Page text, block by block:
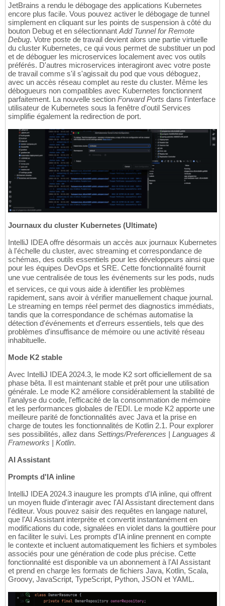
JetBrains a rendu le débogage des applications Kubernetes
encore plus facile. Vous pouvez activer le débogage de tunnel
simplement en cliquant sur les points de suspension à côté du
bouton Debug et en sélectionnant Add Tunnel for Remote
Debug. Votre poste de travail devient alors une partie virtuelle
du cluster Kubernetes, ce qui vous permet de substituer un pod
et de déboguer les microservices localement avec vos outils
préférés. D'autres microservices interagiront avec votre poste
de travail comme s'il s'agissait du pod que vous déboguez,
avec un accès réseau complet au reste du cluster. Même les
débogueurs non compatibles avec Kubernetes fonctionnent
parfaitement. La nouvelle section Forward Ports dans l'interface
utilisateur de Kubernetes sous la fenêtre d'outil Services
simplifie également la redirection de port.
Journaux du cluster Kubernetes (Ultimate)
IntelliJ IDEA offre désormais un accès aux journaux Kubernetes
à l'échelle du cluster, avec streaming et correspondance de
schémas, des outils essentiels pour les développeurs ainsi que
pour les équipes DevOps et SRE. Cette fonctionnalité fournit
une vue centralisée de tous les événements sur les pods, nuds
et services, ce qui vous aide à identifier les problèmes
rapidement, sans avoir à vérifier manuellement chaque journal.
Le streaming en temps réel permet des diagnostics immédiats,
tandis que la correspondance de schémas automatise la
détection d'événements et d'erreurs essentiels, tels que des
problèmes d'insuffisance de mémoire ou une activité réseau
inhabituelle.
Mode K2 stable
Avec IntelliJ IDEA 2024.3, le mode K2 sort officiellement de sa
phase bêta. Il est maintenant stable et prêt pour une utilisation
générale. Le mode K2 améliore considérablement la stabilité de
l'analyse du code, l'efficacité de la consommation de mémoire
et les performances globales de l'EDI. Le mode K2 apporte une
meilleure parité de fonctionnalités avec Java et la prise en
charge de toutes les fonctionnalités de Kotlin 2.1. Pour explorer
ses possibilités, allez dans Settings/Preferences | Languages &
Frameworks | Kotlin.
AI Assistant
Prompts d'IA inline
IntelliJ IDEA 2024.3 inaugure les prompts d'IA inline, qui offrent
un moyen fluide d'interagir avec l'AI Assistant directement dans
l'éditeur. Vous pouvez saisir des requêtes en langage naturel,
que l'AI Assistant interprète et convertit instantanément en
modifications du code, signalées en violet dans la gouttière pour
en faciliter le suivi. Les prompts d'IA inline prennent en compte
le contexte et incluent automatiquement les fichiers et symboles
associés pour une génération de code plus précise. Cette
fonctionnalité est disponible va un abonnement à l'AI Assistant
et prend en charge les formats de fichiers Java, Kotlin, Scala,
Groovy, JavaScript, TypeScript, Python, JSON et YAML.